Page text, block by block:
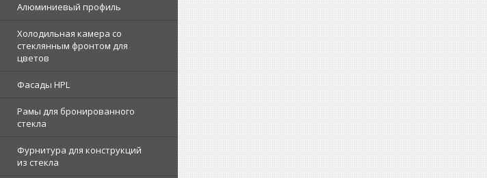
Алюминиевый профиль
Холодильная камера со
стеклянным фронтом для
цветов
Фасады HPL
Рамы для бронированного
стекла
Фурнитура для конструкций
из стекла